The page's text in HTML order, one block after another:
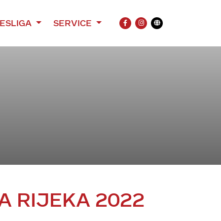
SERVICE
FACEBOOK
INSTAGRAM
Übersetzung
RIJEKA 2022